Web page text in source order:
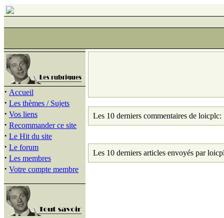
· Accueil
· Les thèmes / Sujets
· Vos liens
· Recommander ce site
· Le Hit du site
· Le forum
· Les membres
· Votre compte membre
Les 10 derniers commentaires de loicplc:
Les 10 derniers articles envoyés par